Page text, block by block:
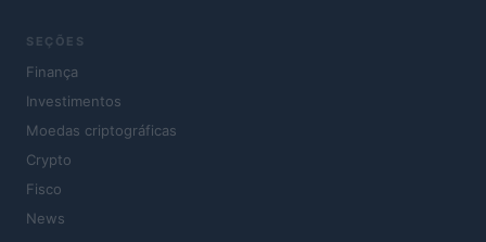
SEÇÕES
Finança
Investimentos
Moedas criptográficas
Crypto
Fisco
News